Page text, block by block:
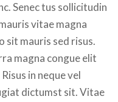
Senec tus sollicitudin
vitae magna
sit mauris sed risus.
magna congue elit
in neque vel
dictumst sit. Vitae